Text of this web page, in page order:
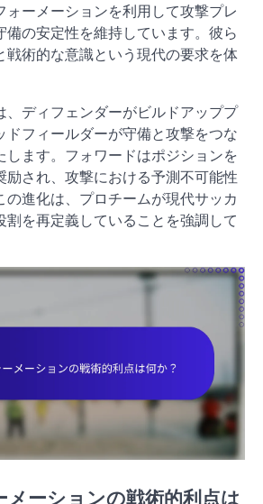
ォーメーションを利用して攻撃プレ
備の安定性を維持しています。彼ら
戦術的な意識という現代の要求を体
、ディフェンダーがビルドアッププ
ドフィールダーが守備と攻撃をつな
します。フォワードはポジションを
励され、攻撃における予測不可能性
の進化は、プロチームが現代サッカ
割を再定義していることを強調して
ーションの戦術的利点は